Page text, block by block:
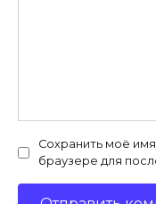
Сохранить моё
браузере для